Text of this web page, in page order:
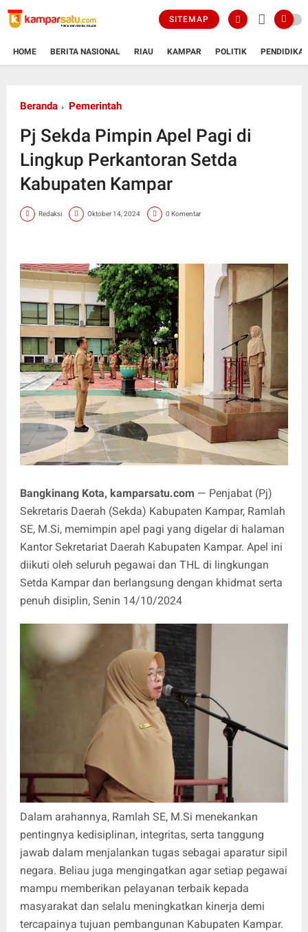
SITEMAP
HOME BERITA NASIONAL RIAU KAMPAR POLITIK
Beranda Pemerintah
Pj Sekda Pimpin Apel Pagi di
Lingkup Perkantoran Setda
Kabupaten Kampar
Redaksi Oktober 14, 2024 0 Komentar
Bangkinang Kota, kamparsatu.com — Penjabat (Pj)
Sekretaris Daerah (Sekda) Kabupaten Kampar, Ramlah
SE, M.Si, memimpin apel pagi yang digelar di halaman
Kantor Sekretariat Daerah Kabupaten Kampar. Apel ini
diikuti oleh seluruh pegawai dan THL di lingkungan
Setda Kampar dan berlangsung dengan khidmat serta
penuh disiplin, Senin 14/10/2024
Dalam arahannya, Ramlah SE, M.Si menekankan
pentingnya kedisiplinan, integritas, serta tanggung
jawab dalam menjalankan tugas sebagai aparatur sipil
negara. Beliau juga mengingatkan agar setiap pegawai
mampu memberikan pelayanan terbaik kepada
masyarakat dan selalu meningkatkan kinerja demi
tercapainya tujuan pembangunan Kabupaten Kampar.